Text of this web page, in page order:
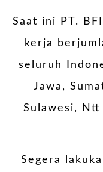
Saat ini PT.
kerja
seluruh
Jawa,
Sulawesi,
Segera